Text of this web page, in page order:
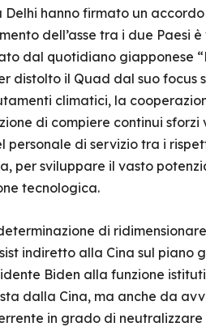
hanno firmato un
dell’asse tra i due Paesi
dal quotidiano giapponese
distolto il Quad dal suo
climatici, la
di compiere continui
personale di servizio tra i
per sviluppare il vasto
tecnologica.
di
indiretto alla Cina sul piano
Biden alla funzione
dalla Cina, ma anche da
in grado di